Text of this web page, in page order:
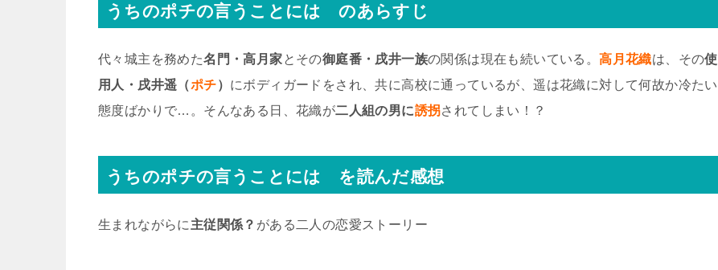
うちのポチの言うことには のあらすじ
代々城主を務めた名門・高月家とその御庭番・戌井一族の関係は現在も続いている。高月花織は、その使
用人・戌井遥（ポチ） にボディガードをされ、共に高校に通っているが、遥は花織に対して何故か冷たい
態度ばかりで…。そんなある日、花織が二人組の男に誘拐されてしまい！？
うちのポチの言うことには を読んだ感想
生まれながらに 主従関係？ がある二人の恋愛ストーリー